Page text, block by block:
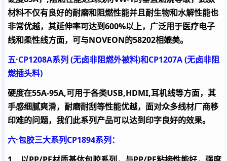
材料不仅有良好的耐磨和阻燃性能并且耐生物和水解性能也
非常优越，其延伸率可达到600%以上，广泛用于医疗电子
线和柔性线方面，可与NOVEON的58202相媲美。
五·CP1208A系列 (无卤非阻燃外被料)和CP1207A (无卤非阻
燃插头料)
硬度在55A-95A,可用于各类USB,HDMI,耳机线等方面，其
手感细腻爽滑，耐磨耐刮等性能优越，面对众多线材厂商移
印难的问题，我们此系列产品可以达到印字良好的效果。
六·包胶三大系列CP1894系列：